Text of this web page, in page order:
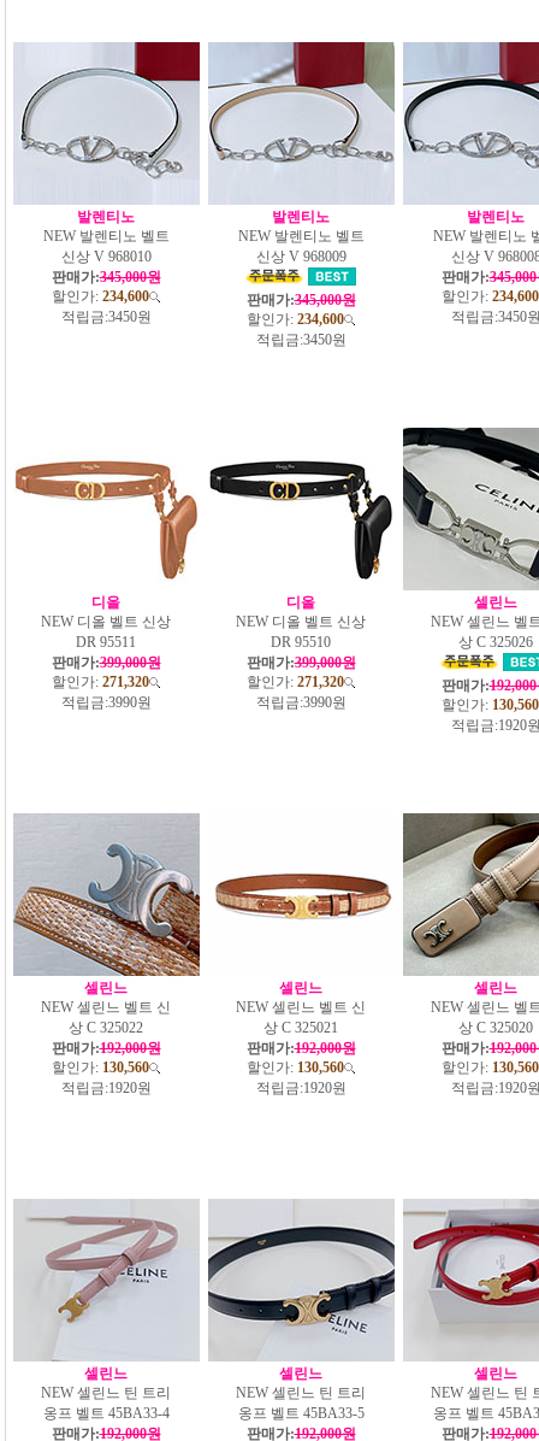
발렌티노
NEW 발렌티노 벨트
신상 V 968010
판매가:345,000원
할인가: 234,600
적립금:3450원
발렌티노
NEW 발렌티노 벨트
신상 V 968009
판매가:345,000원
할인가: 234,600
적립금:3450원
발렌티노
NEW 발렌티노
신상 V
판매가:
할인가: 234,600
적립금:3450
디올
NEW 디올 벨트 신상
DR 95511
판매가:399,000원
할인가: 271,320
적립금:3990원
디올
NEW 디올 벨트 신상
DR 95510
판매가:399,000원
할인가: 271,320
적립금:3990원
셀린느
NEW 셀린느 벨
상 C 325026
판매가:
할인가: 130,560
적립금:1920
셀린느
NEW 셀린느 벨트 신
상 C 325022
판매가:192,000원
할인가: 130,560
적립금:1920원
셀린느
NEW 셀린느 벨트 신
상 C 325021
판매가:192,000원
할인가: 130,560
적립금:1920원
셀린느
NEW 셀린느 벨
상 C 325020
판매가:
할인가: 130,560
적립금:1920
셀린느
NEW 셀린느 틴 트리
옹프 벨트 45BA33-4
판매가:192,000원
셀린느
NEW 셀린느 틴 트리
옹프 벨트 45BA33-5
판매가:192,000원
셀린느
NEW 셀린느 틴
옹프 벨트
판매가: